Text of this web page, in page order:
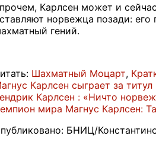
Карлсен может и
норвежца позади:
гений.
Шахматный Моцарт,
Карлсен сыграет за
Карлсен : «Ничто
мира Магнус Карлсен:
БНИЦ/